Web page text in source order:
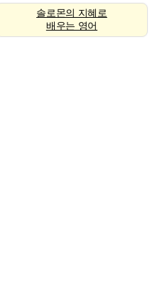
솔로몬의 지혜로
배우는 영어